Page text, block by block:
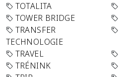
TOTALITA
TOWER BRIDGE
TRANSFER
TECHNOLOGIE
TRAVEL
TRÉNINK